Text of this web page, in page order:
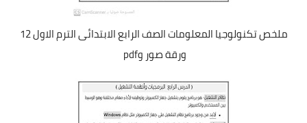
ملخص تكنولوجيا المعلومات الصف الرابع الابتدائى الترم الاول 12
ورقة صور وpdf